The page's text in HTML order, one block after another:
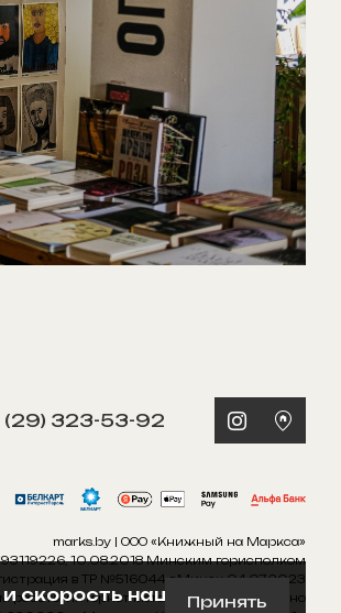
(29) 323-53-92
marks.by | ООО «Книжный на Маркса»
10.08.2018 Минским горисполком
в ТР №516044 г.Минск 04.07.2023
работы интернет-магазина: Круглосуточно
Принять
скорость нашего